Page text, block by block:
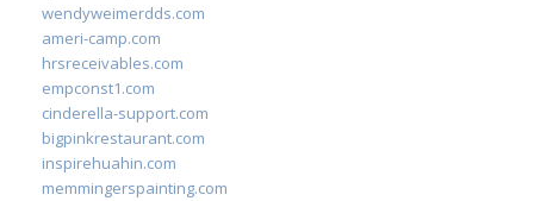
wendyweimerdds.com
ameri-camp.com
hrsreceivables.com
empconst1.com
cinderella-support.com
bigpinkrestaurant.com
inspirehuahin.com
memmingerspainting.com